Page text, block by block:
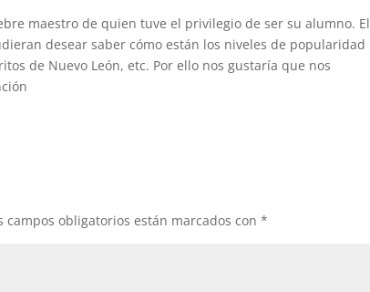
maestro de quien tuve el privilegio de ser su alumno. El
desear saber cómo están los niveles de popularidad
de Nuevo León, etc. Por ello nos gustaría que nos
campos obligatorios están marcados con*